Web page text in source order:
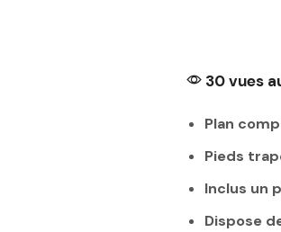
30 vues
Plan
Pieds
Inclus un
Dispose